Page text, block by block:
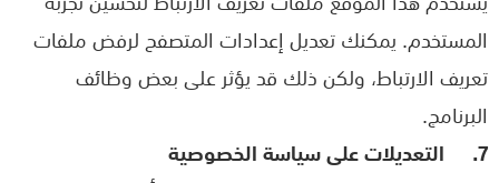
المستخدم. يمكنك تعديل إعدادات المتصفح لرفض ملفات
تعريف الارتباط، ولكن ذلك قد يؤثر على بعض وظائف
البرنامج.
7.
التعديلات على سياسة الخصوصية